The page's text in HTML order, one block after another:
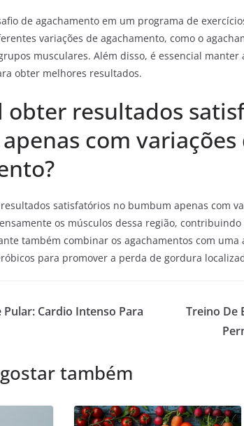
de agachamento em um programa de
variações de agachamento, como o
musculares. Além disso, é essencial
obter melhores resultados.
obter resultados
com variações
satisfatórios no bumbum apenas com
os músculos dessa região,
também combinar os agachamentos com
para promover a perda de gordura
Cardio Intenso Para
Treino De
também